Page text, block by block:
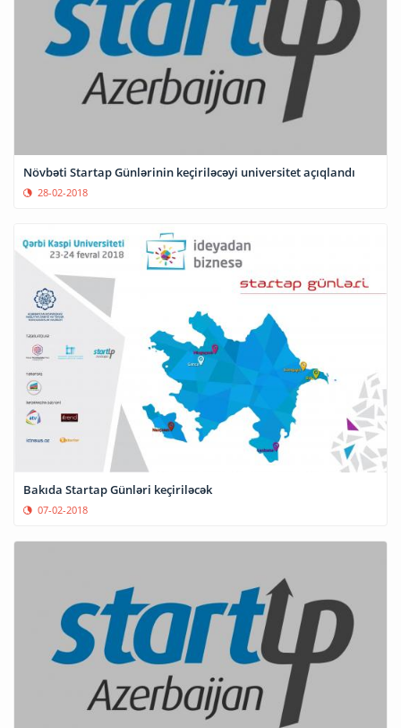
Növbəti Startap Günlərinin keçiriləcəyi universitet açıqlandı
28-02-2018
Bakıda Startap Günləri keçiriləcək
07-02-2018